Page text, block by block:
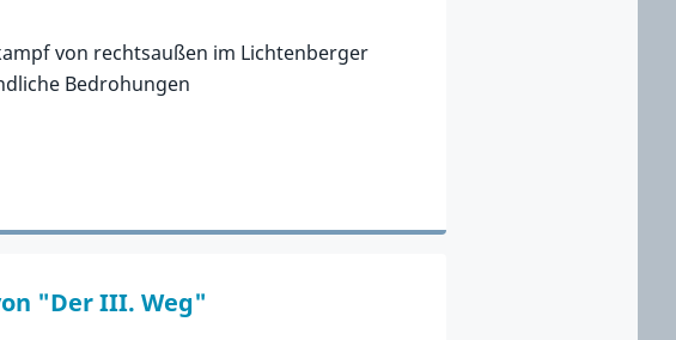
von rechtsaußen im Lichtenberger
Bedrohungen
"Der III. Weg"